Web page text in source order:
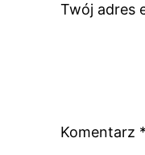
Twój adres
Komentarz *